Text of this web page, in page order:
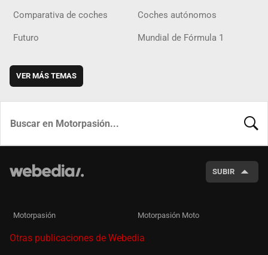
Comparativa de coches Coches autónomos
Futuro Mundial de Fórmula 1
VER MÁS TEMAS
SUBIR
Motorpasión Motorpasión Moto
Otras publicaciones de Webedia